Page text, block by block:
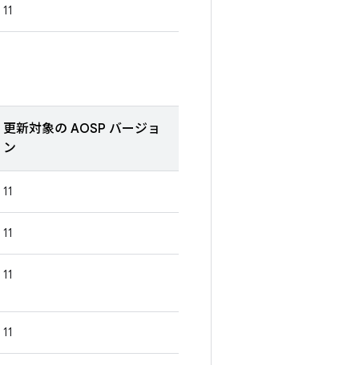
11
更新対象の AOSP バージョ
ン
11
11
11
11